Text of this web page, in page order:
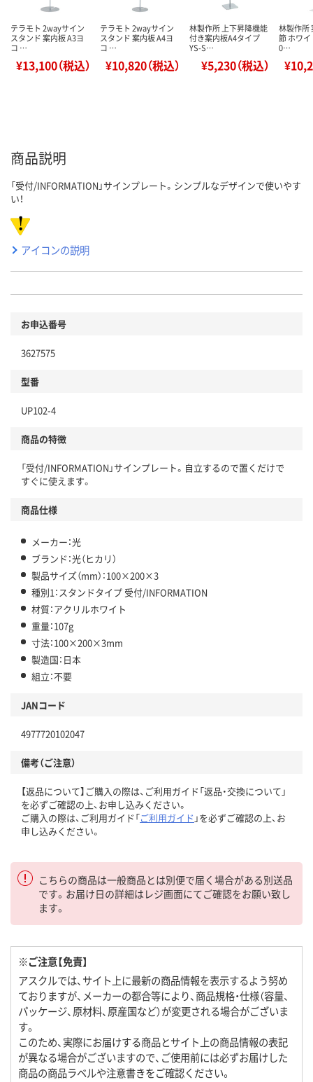
テラモト 2wayサイン
スタンド 案内板 A3ヨ
コ …
¥13,100（税込）
テラモト 2wayサイン
スタンド 案内板 A4ヨ
コ …
¥10,820（税込）
林製作所 上下昇降機能
付き案内板A4タイプ
YS-S…
¥5,230（税込）
林製作所
節 ホワイ
0…
商品説明
「受付/INFORMATION」サインプレート。シンプルなデザインで使いやす
い！
アイコンの説明
お申込番号
3627575
型番
UP102-4
商品の特徴
「受付/INFORMATION」サインプレート。自立するので置くだけで
すぐに使えます。
商品仕様
メーカー：光
ブランド：光（ヒカリ）
製品サイズ（mm）：100×200×3
種別1：スタンドタイプ 受付/INFORMATION
材質：アクリルホワイト
重量：107g
寸法：100×200×3mm
製造国：日本
組立：不要
JANコード
4977720102047
備考（ご注意）
【返品について】ご購入の際は、ご利用ガイド「返品・交換について」
を必ずご確認の上、お申し込みください。
ご購入の際は、ご利用ガイド「ご利用ガイド 」を必ずご確認の上、お
申し込みください。
こちらの商品は一般商品とは別便で届く場合がある別送品
です。お届け日の詳細はレジ画面にてご確認をお願い致し
ます。
※ご注意【免責】
アスクルでは、サイト上に最新の商品情報を表示するよう努め
ておりますが、メーカーの都合等により、商品規格・仕様（容量、
パッケージ、原材料、原産国など）が変更される場合がございま
す。
このため、実際にお届けする商品とサイト上の商品情報の表記
が異なる場合がございますので、ご使用前には必ずお届けした
商品の商品ラベルや注意書きをご確認ください。